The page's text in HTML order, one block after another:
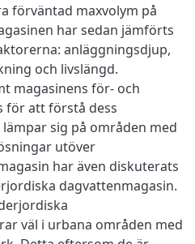
förväntad maxvolym på
har sedan jämförts
anläggningsdjup,
och livslängd.
magasinens för- och
för att förstå dess
sig på områden med
utöver
har även diskuterats
dagvattenmagasin.
väl i urbana områden med